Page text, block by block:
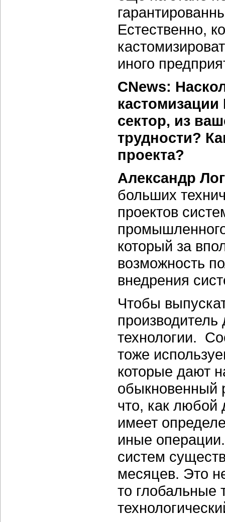
Естественно,
иного
CNews:
сектор, из
трудности?
проекта?
Александр
больших
проектов
который за
возможность
внедрения
Чтобы
технологии.
тоже
которые дают
обыкновенный
что, как любой
имеет
иные
систем
месяцев. Это
то глобальные